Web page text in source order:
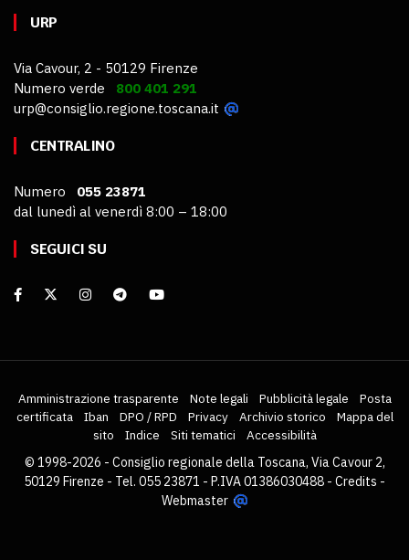
URP
Via Cavour, 2 - 50129 Firenze
Numero verde 800 401 291
urp@consiglio.regione.toscana.it
CENTRALINO
Numero 055 23871
dal lunedì al venerdì 8:00 – 18:00
SEGUICI SU
Amministrazione trasparente Note legali Pubblicità legale
Posta
certificata
Iban DPO / RPD Privacy Archivio storico
Mappa del
sito
Indice Siti tematici
Accessibilità
© 1998-2026 - Consiglio regionale della Toscana, Via Cavour 2,
50129 Firenze - Tel. 055 23871 - P.IVA 01386030488 - Credits -
Webmaster